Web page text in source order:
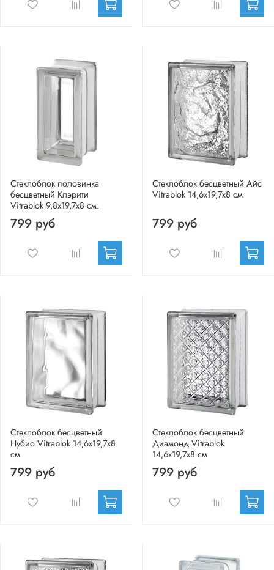
Стеклоблок половинка
бесцветный Клэрити
Vitrablok 9,8x19,7x8 см.
799 руб
Стеклоблок бесцветный Айс
Vitrablok 14,6x19,7x8 см
799 руб
Стеклоблок бесцветный
Нубио Vitrablok 14,6x19,7x8
см
799 руб
Стеклоблок бесцветный
Диамонд Vitrablok
14,6x19,7x8 см
799 руб